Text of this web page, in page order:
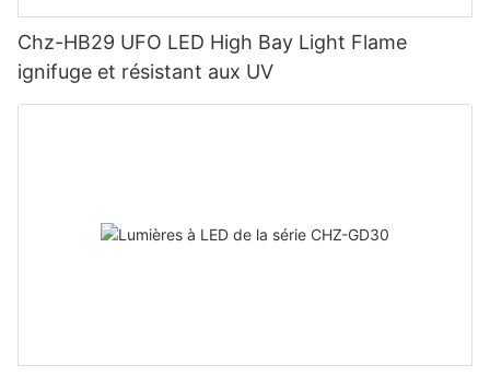
Chz-HB29 UFO LED High Bay Light Flame
ignifuge et résistant aux UV